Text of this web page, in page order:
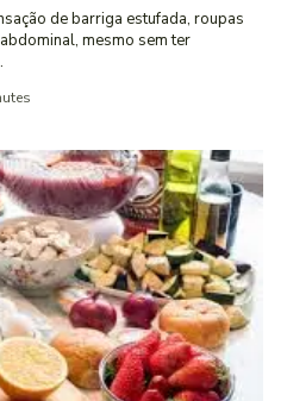
de barriga estufada, roupas
mesmo sem ter